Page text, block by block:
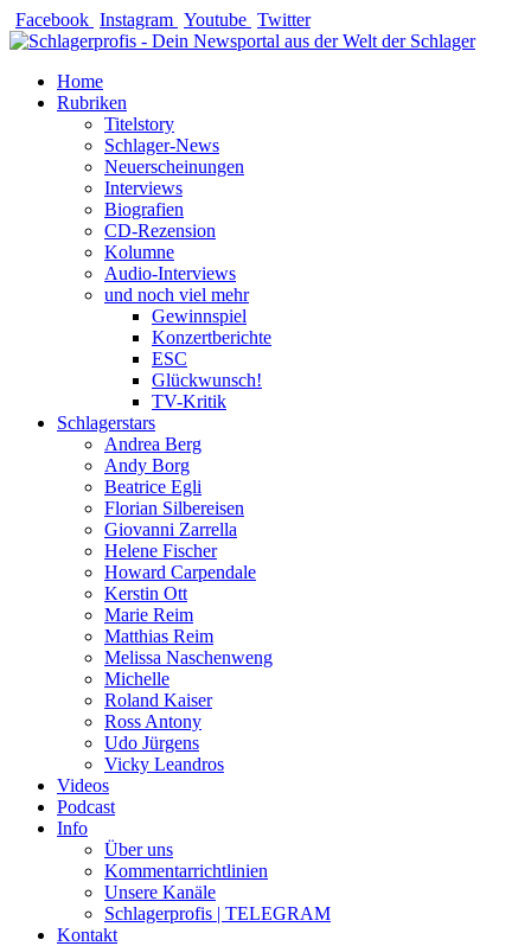
Zum
Inhalt
Facebook Instagram Youtube Twitter
Home
Rubriken
Titelstory
Schlager-News
Neuerscheinungen
Interviews
Biografien
CD-Rezension
Kolumne
Audio-Interviews
und noch viel mehr
Gewinnspiel
Konzertberichte
ESC
Glückwunsch!
TV-Kritik
Schlagerstars
Andrea Berg
Andy Borg
Beatrice Egli
Florian Silbereisen
Giovanni Zarrella
Helene Fischer
Howard Carpendale
Kerstin Ott
Marie Reim
Matthias Reim
Melissa Naschenweng
Michelle
Roland Kaiser
Ross Antony
Udo Jürgens
Vicky Leandros
Videos
Podcast
Info
Über uns
Kommentarrichtlinien
Unsere Kanäle
Schlagerprofis | TELEGRAM
Kontakt